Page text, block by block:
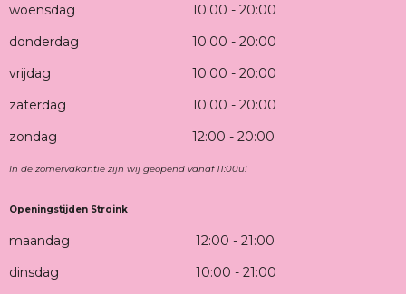
woensdag
10:00 - 20:00
donderdag
10:00 - 20:00
vrijdag
10:00 - 20:00
zaterdag
10:00 - 20:00
zondag
12:00 - 20:00
In de zomervakantie zijn wij geopend vanaf 11:00u!
Openingstijden Stroink
maandag
12:00 - 21:00
dinsdag
10:00 - 21:00